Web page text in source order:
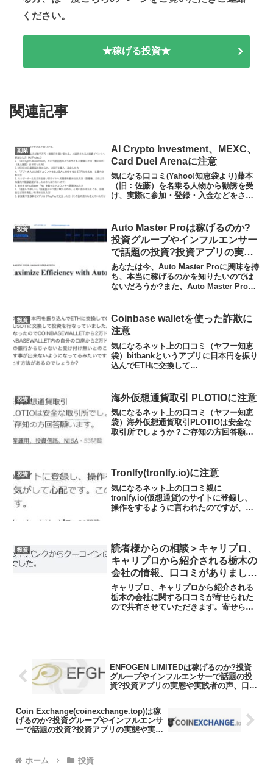
ください。
★稼げる投資★
関連記事
副業
AI Crypto Investment、MEXC、
Card Duel Arenaに注意
気になる口コミ(Yahoo!知恵袋より)藤本
（旧：佐藤）を名乗る人物から勧誘を受
け、実際に参加・登録・入金などをされ
しています。以下のいずれかに該当する
方がいらっしゃい...
投資
Auto Master Proは稼げるのか?
投資グループやインフルエンサー
で話題の投資?投資アプリの実態
や実践者の声、口コミや評判を調
査しました
あなたは今、Auto Master Proに興味を持
ち、本当に稼げるのかを知りたいのでは
ないだろうか?また、Auto Master Proが
と、Auto Master ...
投資
Coinbase walletを使った詐欺に
注意
気になるネット上の口コミ（ヤフー知恵
袋）bitbankというアプリに日本円を振り
込んでETHに交換して
た。手持ち資金が無くなったので
COINBASEWAL...
投資 海外仮想通貨取引 PLOTIOに注意
気になるネット上の口コミ（ヤフー知恵
袋）海外仮想通貨取引PLOTIOは安全な
取引所でしょうか？ご存知の方回答願い
さんあります。初見...
投資 Tronlfy(tronlfy.io)に注意
気になるネット上の口コミ親に
tronlfy.io(仮想通貨)のサイトに登録し、
操作をするように言われたのですが、か
解説あちゃー、まだ...
投資
読者様からの相談＞キャリプロ、
キャリプロから紹介される栃木の
会社の情報、口コミがありまし
た、金融庁から警告を受けている
KuCoin（クーコイン）の取引に
注意
キャリプロ、キャリプロから紹介される
栃木の会社に関する口コミが寄せられた
ので共有させていただきます。寄せられ
ENFOGEN LIMITEDは稼げるのか?投資
グループやインフルエンサーで話題の投
資?投資アプリの実態や実践者の声、口コ
Coin Exchange(coinexchange.top)は稼
げるのか?投資グループやインフルエンサ
ーで話題の投資?投資アプリの実態や実践
ホーム 投資